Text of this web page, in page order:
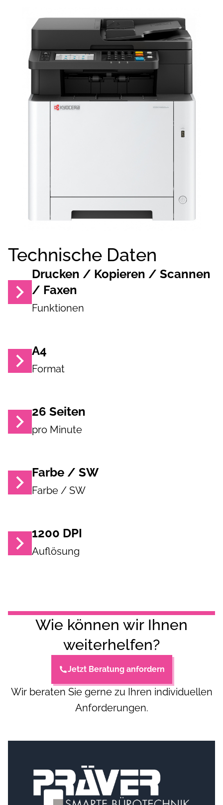
Technische Daten
Drucken / Kopieren / Scannen
/ Faxen
Funktionen
A4
Format
26 Seiten
pro Minute
Farbe / SW
Farbe / SW
1200 DPI
Auflösung
Wie können wir Ihnen
weiterhelfen?
Jetzt Beratung anfordern
Wir beraten Sie gerne zu Ihren individuellen
Anforderungen.